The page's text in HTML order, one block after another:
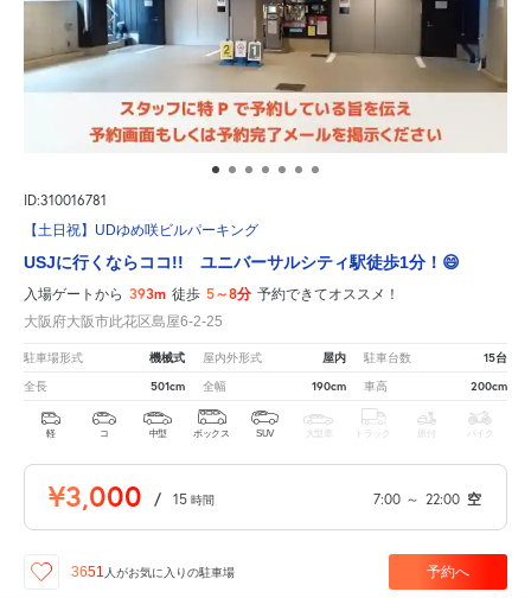
ID:310016781
【土日祝】UDゆめ咲ビルパーキング
USJに行くならココ!! ユニバーサルシティ駅徒歩1分！😄
入場ゲートから 393m 徒歩 5～8分 予約できてオススメ！
大阪府大阪市此花区島屋6-2-25
駐車場形式 機械式 屋内外形式 屋内 駐車台数 15台
全長 501cm 全幅 190cm 車高 200cm
軽 コ 中型 ボックス SUV 大型車 トラック 原付 バイク
¥3,000 / 15 時間 7:00 ～ 22:00 空
3651 人がお気に入りの駐車場 予約へ